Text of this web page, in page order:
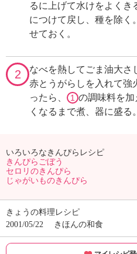
るに上げて水けをよくき
につけて戻し、種を除く
せておく。
2
なべを熱してごま油大さ
赤とうがらしを入れて強
ったら、
1 の調味料を
くなるまで煮、器に盛る。
いろいろなきんぴらレシピ
きんぴらごぼう
セロリのきんぴら
じゃがいものきんぴら
きょうの料理レシピ
2001/05/22
きほんの和食